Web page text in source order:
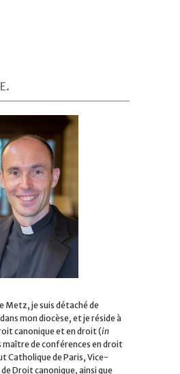
.
Metz, je suis détaché de
mon diocèse, et je réside à
canonique et en droit (in
maître de conférences en droit
Catholique de Paris, Vice-
Droit canonique, ainsi que